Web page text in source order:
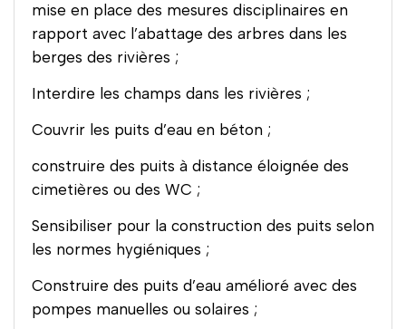
mise en place des mesures disciplinaires en
rapport avec l’abattage des arbres dans les
berges des rivières ;
Interdire les champs dans les rivières ;
Couvrir les puits d’eau en béton ;
construire des puits à distance éloignée des
cimetières ou des WC ;
Sensibiliser pour la construction des puits selon
les normes hygiéniques ;
Construire des puits d’eau amélioré avec des
pompes manuelles ou solaires ;